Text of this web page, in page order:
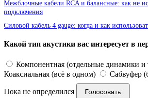
Межблочные кабели RCA и балансные: как не
подключения
Силовой кабель 4 gauge: когда и как
Какой тип акустики вас интересует в
Компонентная (отдельные динамики и
Коаксиальная (всё в одном)
Сабвуфер
Пока не определился Голосовать